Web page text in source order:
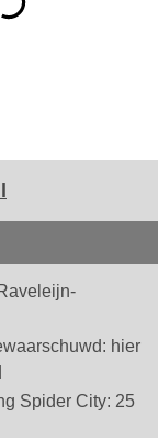
hier
Spider City: 25